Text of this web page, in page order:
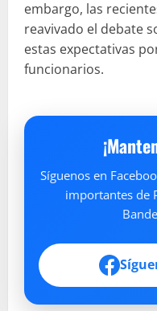
embargo, las
reavivado el debate
estas expectativas
funcionarios.
Síguenos en
importantes de